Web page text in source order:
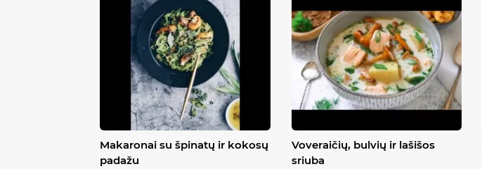
Makaronai su špinatų ir kokosų
padažu
Voveraičių, bulvių ir lašišos
sriuba